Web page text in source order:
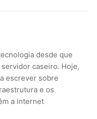
desde que
caseiro. Hoje,
escrever sobre
e os
a internet